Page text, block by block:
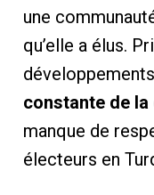
une
qu’elle a élus.
constante de
manque de
électeurs en